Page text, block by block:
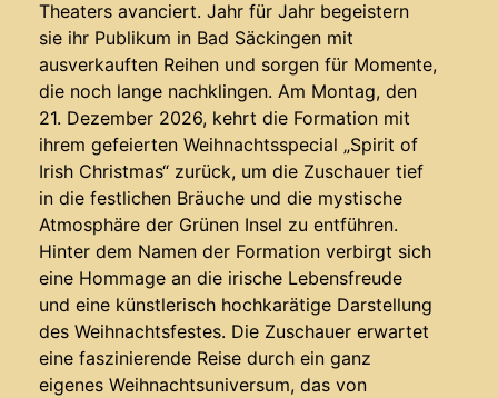
Theaters avanciert. Jahr für Jahr begeistern
sie ihr Publikum in Bad Säckingen mit
ausverkauften Reihen und sorgen für Momente,
die noch lange nachklingen. Am Montag, den
21. Dezember 2026, kehrt die Formation mit
ihrem gefeierten Weihnachtsspecial „Spirit of
Irish Christmas“ zurück, um die Zuschauer tief
in die festlichen Bräuche und die mystische
Atmosphäre der Grünen Insel zu entführen.
Hinter dem Namen der Formation verbirgt sich
eine Hommage an die irische Lebensfreude
und eine künstlerisch hochkarätige Darstellung
des Weihnachtsfestes. Die Zuschauer erwartet
eine faszinierende Reise durch ein ganz
eigenes Weihnachtsuniversum, das von